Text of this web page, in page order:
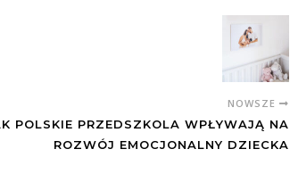
NOWSZE
POLSKIE PRZEDSZKOLA WPŁYWAJĄ NA
ROZWÓJ EMOCJONALNY DZIECKA